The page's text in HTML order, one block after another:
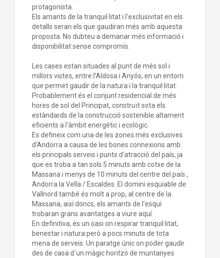
protagonista.
Els amants de la tranquil·litat i l'exclusivitat en els
detalls seran els que gaudiran més amb aquesta
proposta. No dubteu a demanar més informació i
disponibilitat sense compromís.
Les cases estan situades al punt de més sol i
millors vistes, entre l’Aldosa i Anyós, en un entorn
que permet gaudir de la natura i la tranquil·litat.
Probablement és el conjunt residencial de més
hores de sol del Principat, construït sota els
estàndards de la construcció sostenible altament
eficients a l'àmbit energètic i ecològic.
Es defineix com una de les zones més exclusives
d'Andorra a causa de les bones connexions amb
els principals serveis i punts d'atracció del país, ja
que es troba a tan sols 5 minuts amb cotxe de la
Massana i menys de 10 minuts del centre del país ,
Andorra la Vella / Escaldes. El domini esquiable de
Vallnord també és molt a prop, al centre de la
Massana, així doncs, els amants de l'esquí
trobaran grans avantatges a viure aquí.
En definitiva, és un oasi on respirar tranquil·litat,
benestar i natura però a pocs minuts de tota
mena de serveis. Un paratge únic on poder gaudir
des de casa d´un màgic horitzó de muntanyes